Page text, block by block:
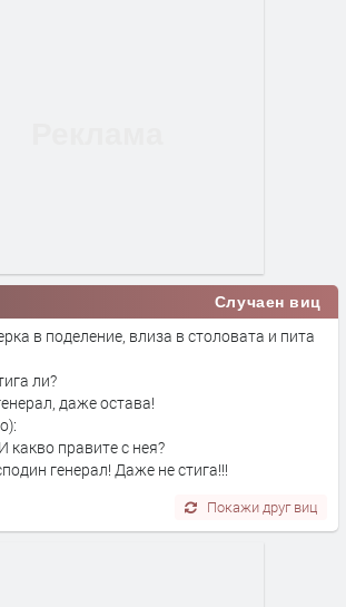
Случаен виц
в поделение, влиза в столовата и пита
ли?
даже остава!
какво правите с нея?
генерал! Даже не стига!!!
Покажи друг виц